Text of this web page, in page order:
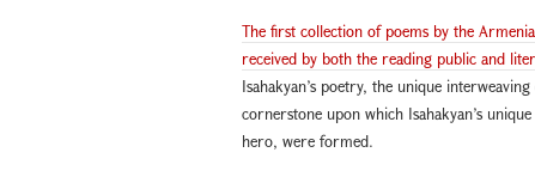
The first collection of poems by the
received by both the reading public and
Isahakyan’s poetry, the unique
cornerstone upon which Isahakyan’s
hero, were formed.